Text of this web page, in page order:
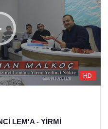
MEKTUP -